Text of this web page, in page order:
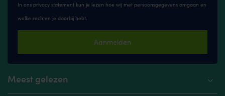
In ons privacy statement kun je lezen hoe wij met persoonsgegevens omgaan en
welke rechten je daarbij hebt.
Aanmelden
Meest gelezen